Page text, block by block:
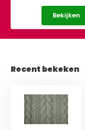
Bekijken
Recent bekeken